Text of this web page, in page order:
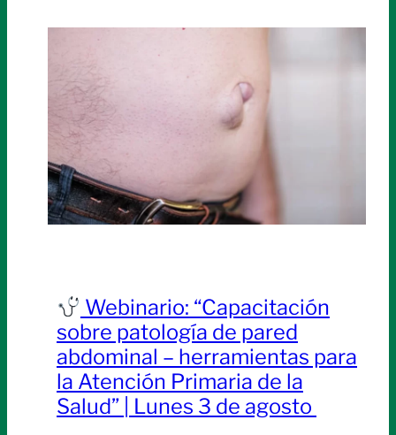
Webinario: “Capacitación
sobre patología de pared
abdominal – herramientas para
la Atención Primaria de la
Salud” | Lunes 3 de agosto